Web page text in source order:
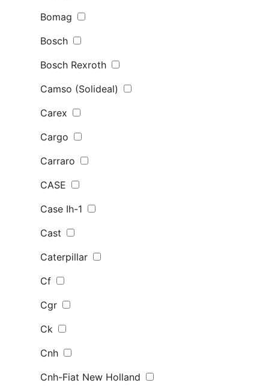
Bomag
Bosch
Bosch Rexroth
Camso (Solideal)
Carex
Cargo
Carraro
CASE
Case Ih-1
Cast
Caterpillar
Cf
Cgr
Ck
Cnh
Cnh-Fiat New Holland